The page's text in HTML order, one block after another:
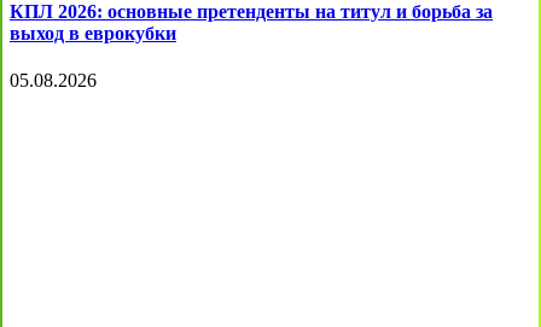
КПЛ 2026: основные претенденты на титул и борьба за
выход в еврокубки
05.08.2026